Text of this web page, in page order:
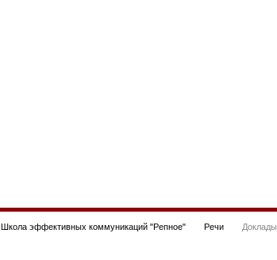
Школа эффективных коммуникаций "Репное" Речи
Доклады